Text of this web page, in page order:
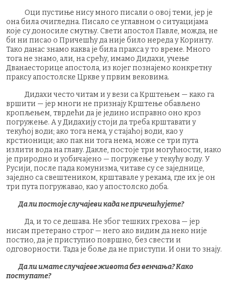
Оци пустиње нису много писали о овој теми, јер је
она била очигледна. Писало се углавном о ситуацијама
које су доносиле смутњу. Свети апостол Павле, можда, не
би ни писао о Причешћу да није било нереда у Коринту.
Тако данас знамо каква је била пракса у то време. Много
тога не знамо, али, на срећу, имамо Дидахи, учење
Дванаесторице апостола, из којег познајемо конкретну
праксу апостолске Цркве у првим вековима.
Дидахи често читам и у вези са Крштењем — како га
вршити — јер многи не признају Крштење обављено
кропљењем, тврдећи да је једино исправно оно кроз
погружење. А у Дидахију стоји да треба крштавати у
текућој води; ако тога нема, у стајаћој води, као у
крстионици; ако пак ни тога нема, може се три пута
излити вода на главу. Дакле, постоје три могућности, иако
је природно и уобичајено — погружење у текућу воду. У
Русији, после пада комунизма, читаве су се заједнице,
заједно са свештеником, крштавале у рекама, где их је он
три пута погружавао, као у апостолско доба.
Да ли постоје случајеви када не причешћујете?
Да, и то се дешава. Не због тешких грехова — јер
нисам претерано строг — него ако видим да неко није
постио, да је приступио површно, без свести и
одговорности. Тада је боље да не приступи. И они то знају.
Да ли имате случајеве живота без венчања? Како
поступате?